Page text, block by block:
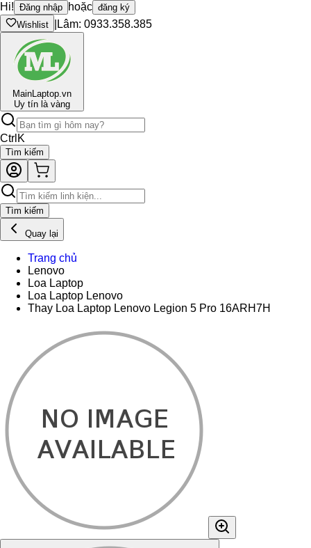
Hi! Đăng nhập hoặc đăng ký
Wishlist
Lâm: 0933.358.385
MainLaptop.vn
Uy tín là vàng
Ctrl K
Tìm kiếm
Tìm kiếm
Quay lại
Trang chủ
Lenovo
Loa Laptop
Loa Laptop Lenovo
Thay Loa Laptop Lenovo Legion 5 Pro 16ARH7H